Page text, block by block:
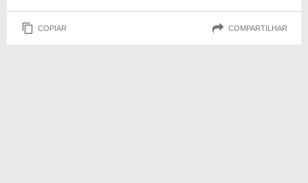
COPIAR COMPARTILHAR